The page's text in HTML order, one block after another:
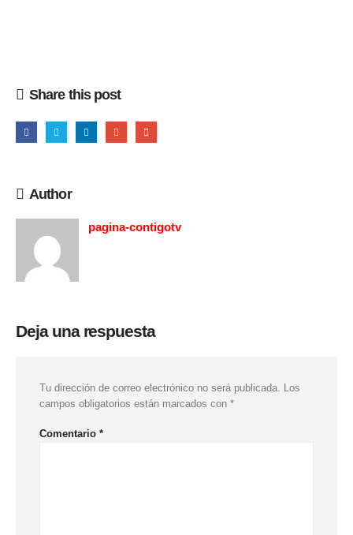
Share this post
Author
pagina-contigotv
Deja una respuesta
Tu dirección de correo electrónico no será publicada. Los
campos obligatorios están marcados con *
Comentario *